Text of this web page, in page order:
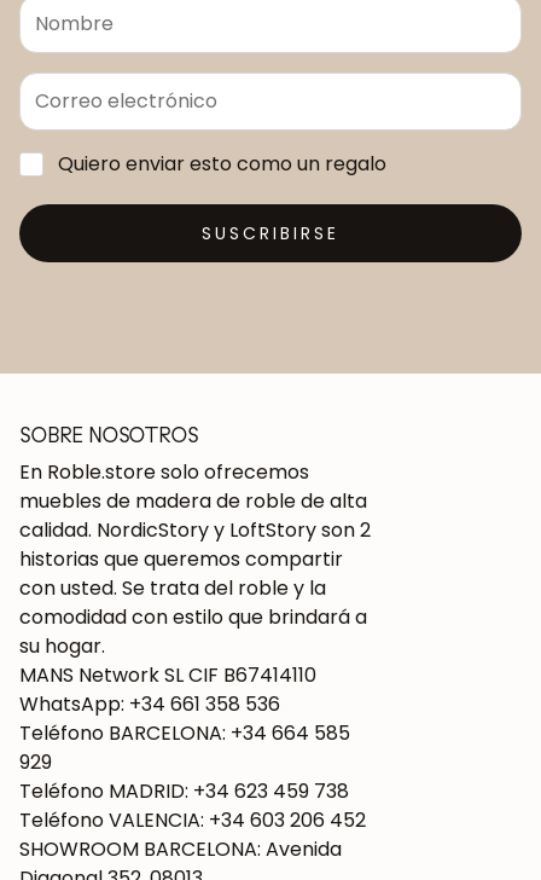
Quiero enviar esto como un regalo
SUSCRIBIRSE
SOBRE NOSOTROS
En Roble.store solo ofrecemos
muebles de madera de roble de alta
calidad. NordicStory y LoftStory son 2
historias que queremos compartir
con usted. Se trata del roble y la
comodidad con estilo que brindará a
su hogar.
MANS Network SL CIF B67414110
WhatsApp: +34 661 358 536
Teléfono BARCELONA: +34 664 585
929
Teléfono MADRID: +34 623 459 738
Teléfono VALENCIA: +34 603 206 452
SHOWROOM BARCELONA: Avenida